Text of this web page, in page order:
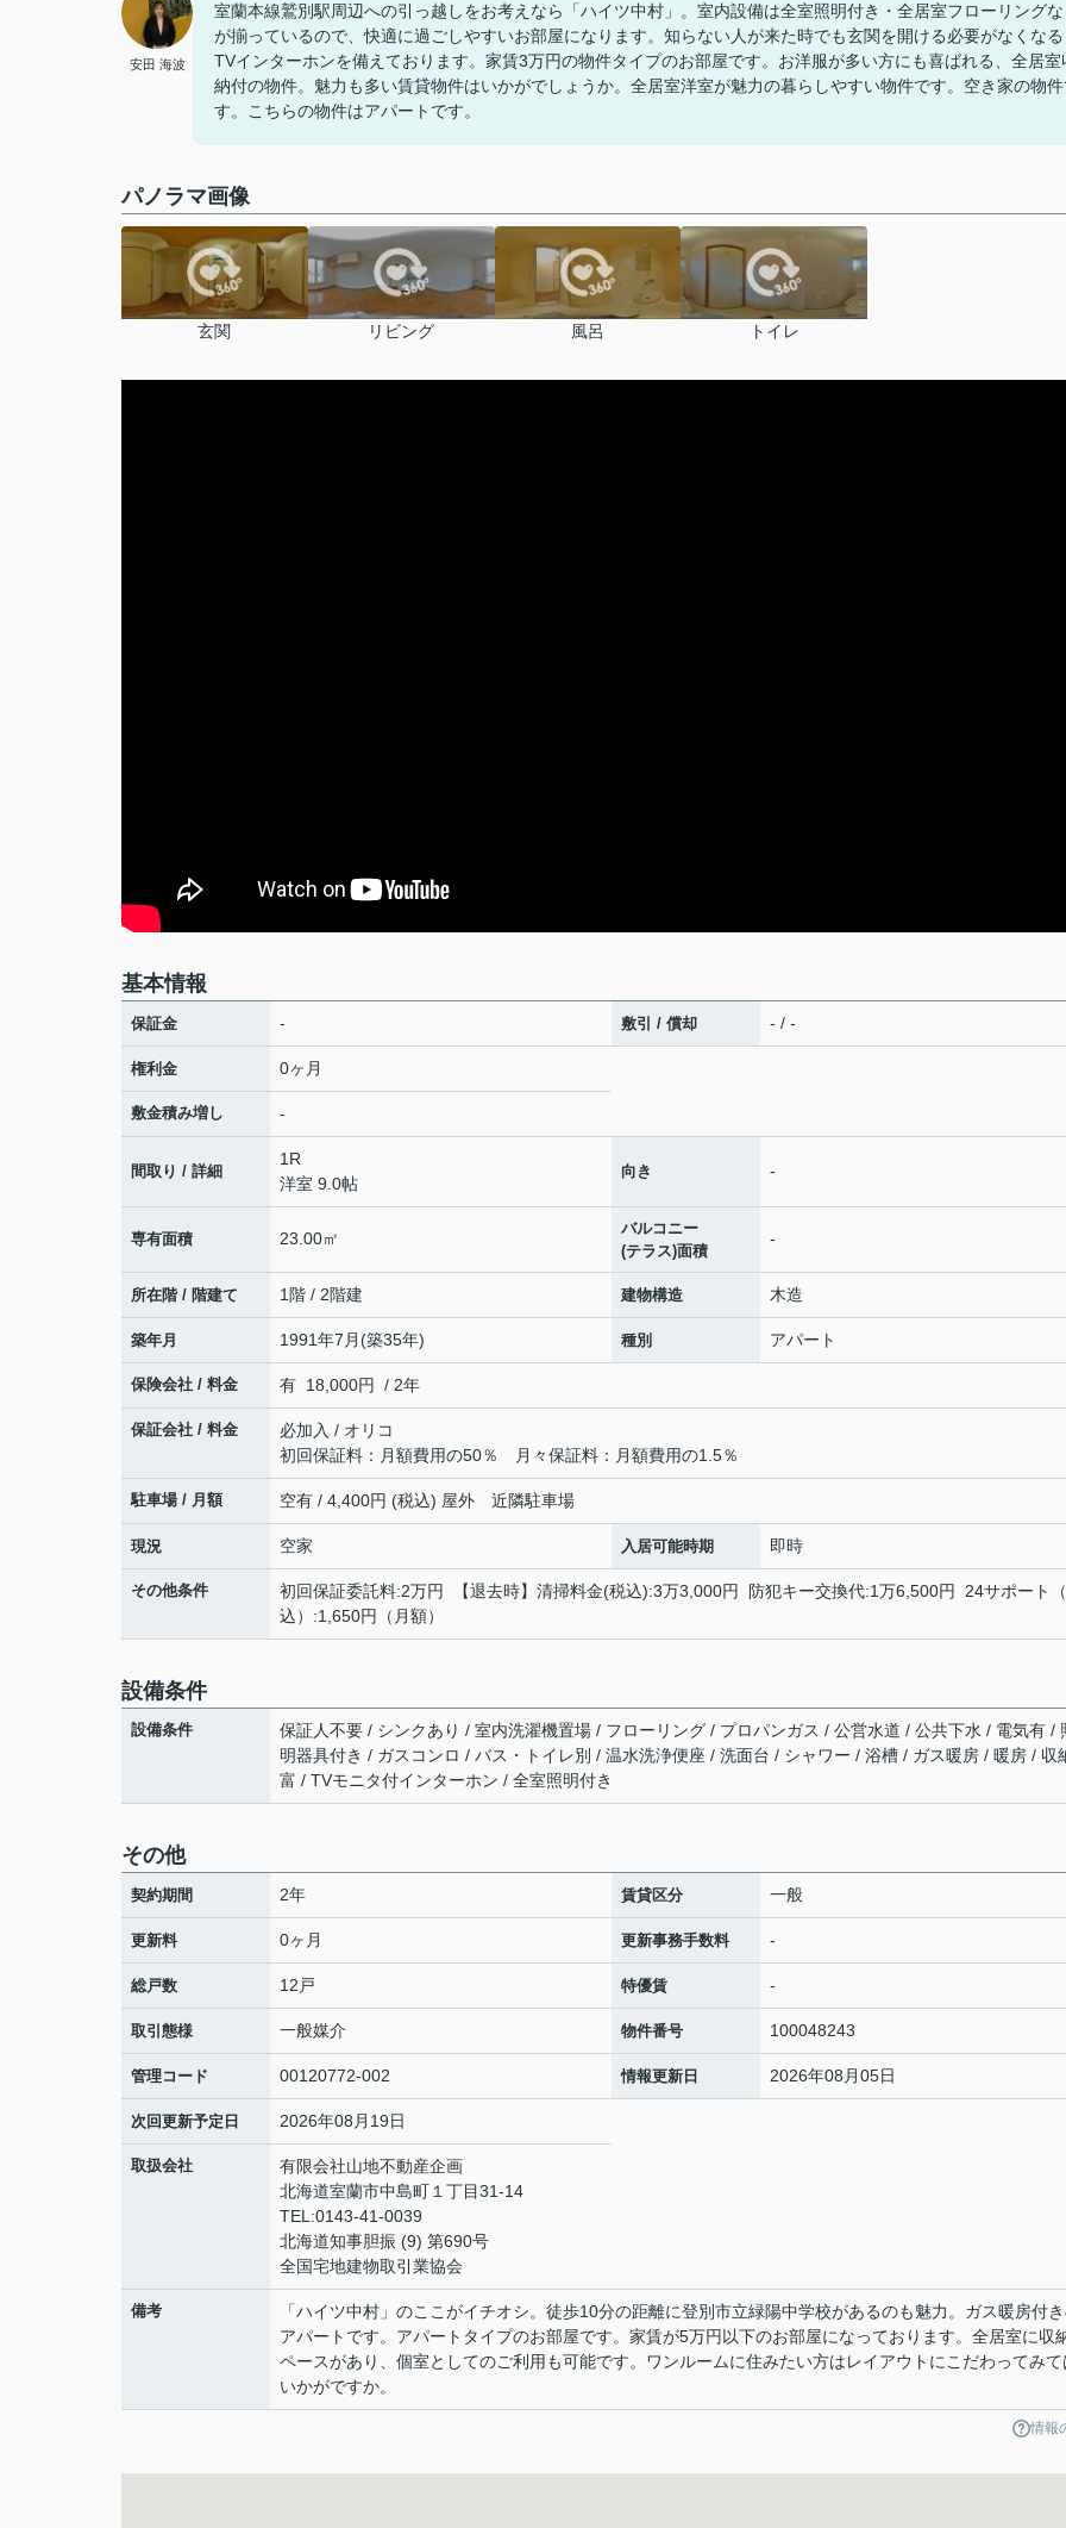
安田 海波
室蘭本線鷲別駅周辺への引っ越しをお考えなら「ハイツ中村」。室内設備は全室照明付き・全居室フローリング
が揃っているので、快適に過ごしやすいお部屋になります。知らない人が来た時でも玄関を開ける必要がなくなる
TVインターホンを備えております。家賃3万円の物件タイプのお部屋です。お洋服が多い方にも喜ばれる、全居室
納付の物件。魅力も多い賃貸物件はいかがでしょうか。全居室洋室が魅力の暮らしやすい物件です。空き家の物
す。こちらの物件はアパートです。
パノラマ画像
玄関 リビング 風呂 トイレ
基本情報
保証金 - 敷引 / 償却 - / -
権利金 0ヶ月
敷金積み増し -
間取り / 詳細
1R
洋室 9.0帖
向き -
専有面積 23.00㎡
バルコニー
(テラス)面積
-
所在階 / 階建て 1階 / 2階建 建物構造 木造
築年月 1991年7月(築35年) 種別 アパート
保険会社 / 料金 有 18,000円 / 2年
保証会社 / 料金
必加入 / オリコ
初回保証料：月額費用の50％ 月々保証料：月額費用の1.5％
駐車場 / 月額 空有 / 4,400円 (税込) 屋外 近隣駐車場
現況 空家 入居可能時期 即時
その他条件
初回保証委託料:2万円 【退去時】清掃料金(税込):3万3,000円 防犯キー交換代:1万6,500円 24サポート
込）:1,650円（月額）
設備条件
設備条件
保証人不要 / シンクあり / 室内洗濯機置場 / フローリング / プロパンガス / 公営水道 / 公共下水 / 電気有 /
明器具付き / ガスコンロ / バス・トイレ別 / 温水洗浄便座 / 洗面台 / シャワー / 浴槽 / ガス暖房 / 暖房 / 収
富 / TVモニタ付インターホン / 全室照明付き
その他
契約期間 2年 賃貸区分 一般
更新料 0ヶ月 更新事務手数料 -
総戸数 12戸 特優賃 -
取引態様 一般媒介 物件番号 100048243
管理コード 00120772-002 情報更新日 2026年08月05日
次回更新予定日 2026年08月19日
取扱会社
有限会社山地不動産企画
北海道室蘭市中島町１丁目31-14
TEL:0143-41-0039
北海道知事胆振 (9) 第690号
全国宅地建物取引業協会
備考
「ハイツ中村」のここがイチオシ。徒歩10分の距離に登別市立緑陽中学校があるのも魅力。ガス暖房付
アパートです。アパートタイプのお部屋です。家賃が5万円以下のお部屋になっております。全居室に収
ペースがあり、個室としてのご利用も可能です。ワンルームに住みたい方はレイアウトにこだわってみて
いかがですか。
情報